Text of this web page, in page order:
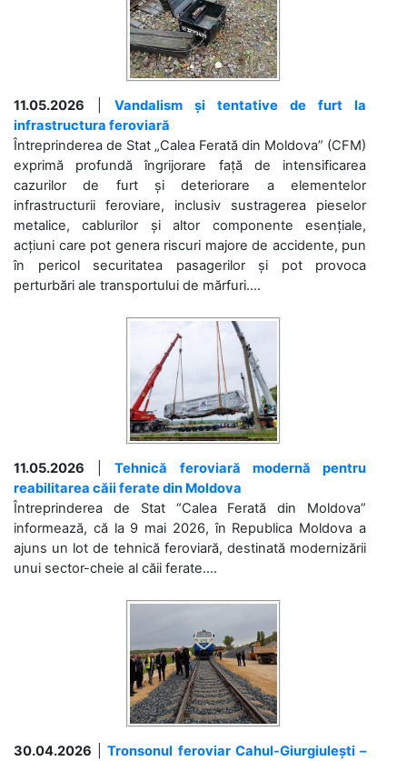
11.05.2026
Vandalism și tentative de furt la
infrastructura feroviară
Întreprinderea de Stat „Calea Ferată din Moldova” (CFM)
exprimă profundă îngrijorare față de intensificarea
cazurilor de furt și deteriorare a elementelor
infrastructurii feroviare, inclusiv sustragerea pieselor
metalice, cablurilor și altor componente esențiale,
acțiuni care pot genera riscuri majore de accidente, pun
în pericol securitatea pasagerilor și pot provoca
perturbări ale transportului de mărfuri....
11.05.2026 |Tehnică feroviară modernă pentru
reabilitarea căii ferate din Moldova
Întreprinderea de Stat “Calea Ferată din Moldova”
informează, că la 9 mai 2026, în Republica Moldova a
ajuns un lot de tehnică feroviară, destinată modernizării
unui sector-cheie al căii ferate....
30.04.2026 |Tronsonul feroviar Cahul-Giurgiulești –